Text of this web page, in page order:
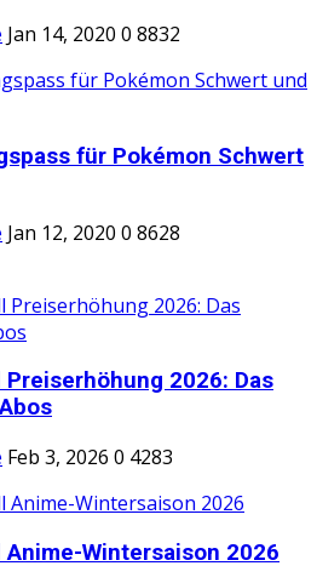
Jan 14, 2020 0 8832
für Pokémon Schwert
Jan 12, 2020 0 8628
Preiserhöhung 2026: Das
Feb 3, 2026 0 4283
Anime-Wintersaison 2026